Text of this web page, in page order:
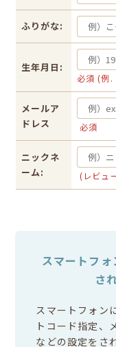
ふりがな:
生年月日:
必須 (例
メールア
ドレス
必須
ニックネ
ーム:
(レビュ
スマートフ
さ
スマートフォン
トコード指定、
などの設定をさ